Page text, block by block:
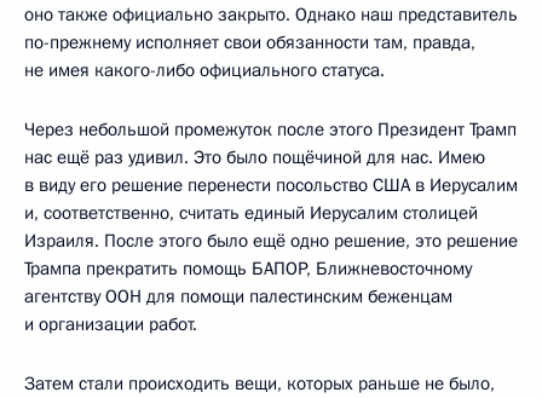
оно также официально закрыто. Однако наш представитель
по-прежнему исполняет свои обязанности там, правда,
не имея какого-либо официального статуса.
Через небольшой промежуток после этого Президент Трамп
нас ещё раз удивил. Это было пощёчиной для нас. Имею
в виду его решение перенести посольство США в Иерусалим
и, соответственно, считать единый Иерусалим столицей
Израиля. После этого было ещё одно решение, это решение
Трампа прекратить помощь БАПОР, Ближневосточному
агентству ООН для помощи палестинским беженцам
и организации работ.
Затем стали происходить вещи, которых раньше не было,